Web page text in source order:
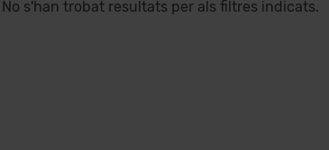
No s'han trobat resultats per als filtres indicats.